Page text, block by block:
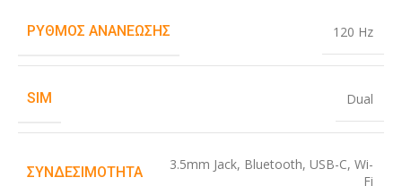
ΡΥΘΜΌΣ ΑΝΑΝΈΩΣΗΣ 120 Hz
SIM Dual
ΣΥΝΔΕΣΙΜΌΤΗΤΑ 3.5mm Jack, Bluetooth, USB-C, Wi-
Fi